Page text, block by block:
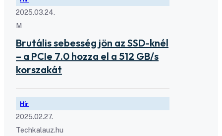
2025.03.24.
M
Brutális sebesség jön az SSD-knél
– a PCIe 7.0 hozza el a 512 GB/s
korszakát
Hír
2025.02.27.
Techkalauz.hu